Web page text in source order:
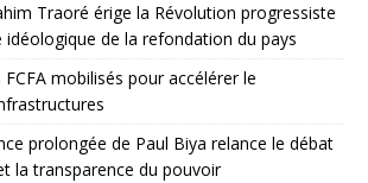
Traoré érige la Révolution progressiste
idéologique de la refondation du pays
mobilisés pour accélérer le
prolongée de Paul Biya relance le débat
la transparence du pouvoir